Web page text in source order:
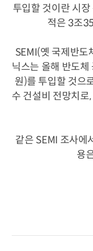
투입할 것이란 시
적은 3조
SEMI(옛 국제반도
닉스는 올해 반도
원)를 투입할 것으
수 건설비 전망치
같은 SEMI 조사에
용